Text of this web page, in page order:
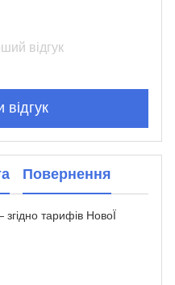
відгук
відгук
Повернення
тарифів НовоЇ